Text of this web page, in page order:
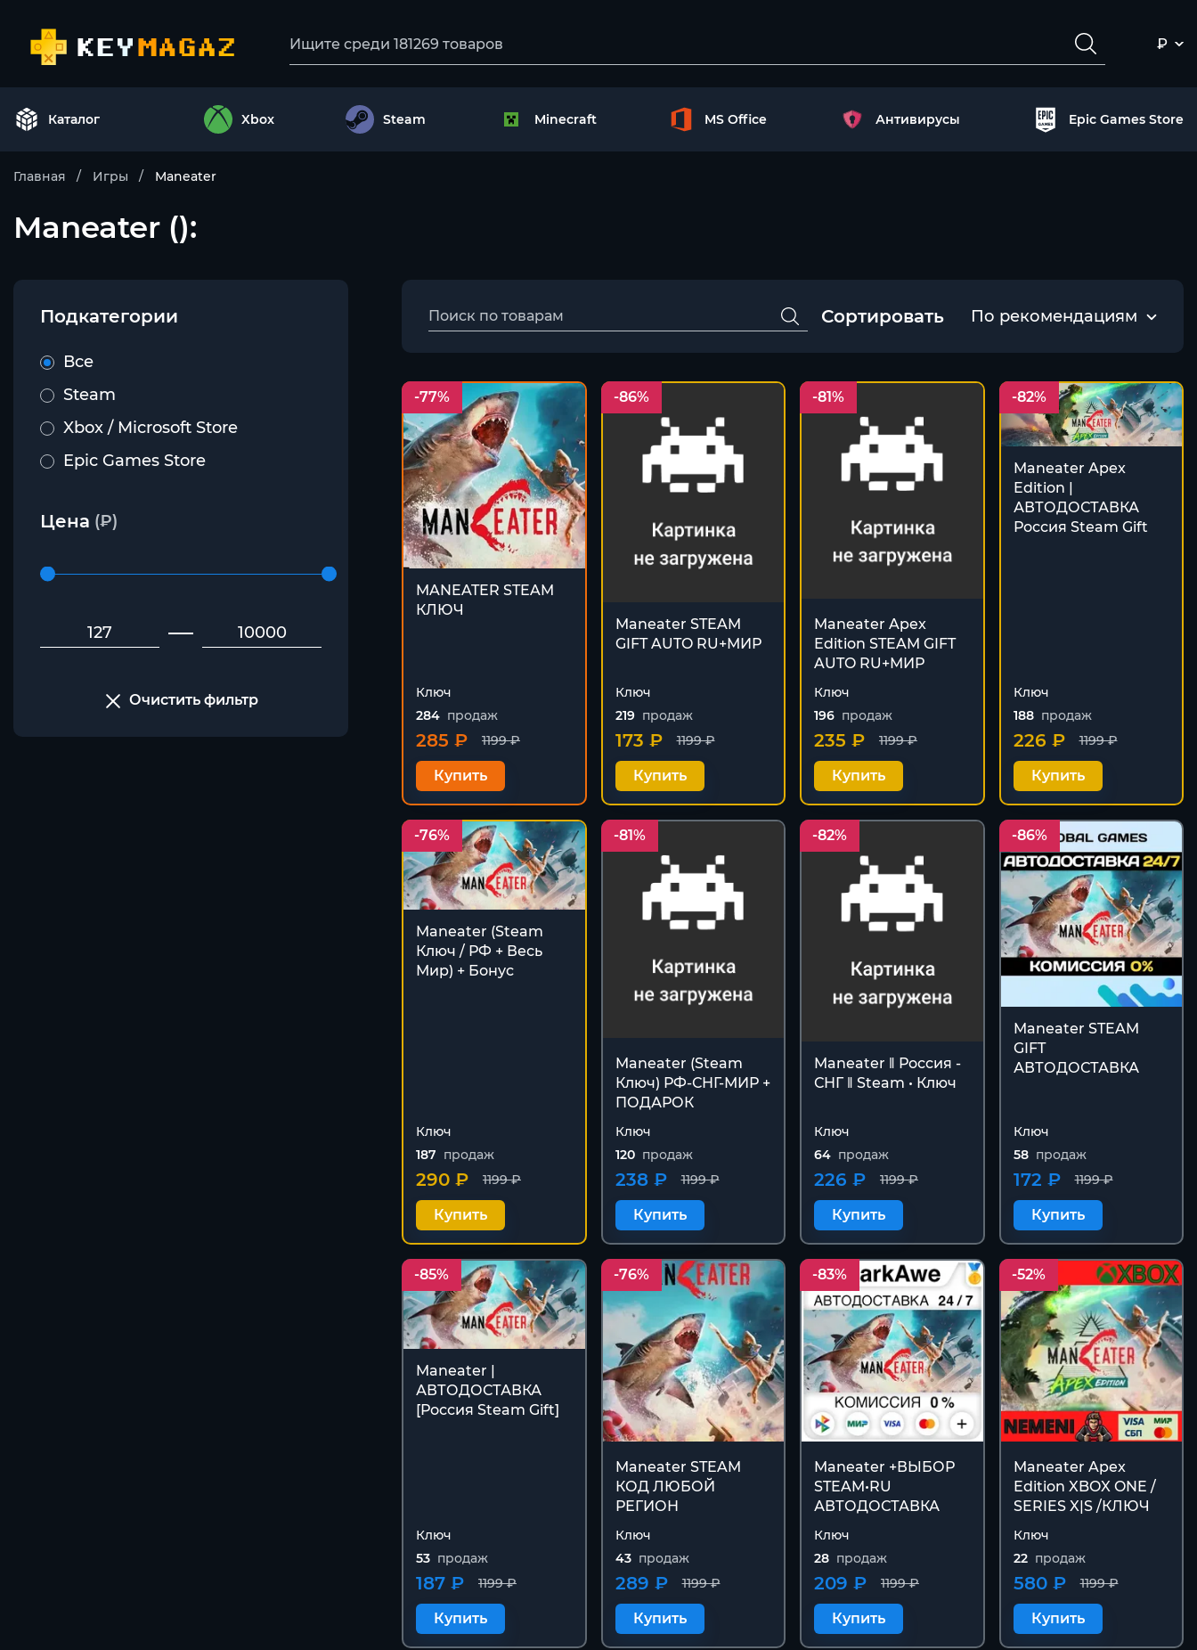
₽
Каталог Xbox Steam Minecraft MS Office Антивирусы Epic Games Store
Главная Игры Maneater
Maneater ():
Подкатегории
Все
Steam
Xbox / Microsoft Store
Epic Games Store
Цена (₽)
Очистить фильтр
Сортировать По рекомендациям
-77%
MANEATER STEAM
КЛЮЧ
Ключ
284 продаж
1199 ₽
285 ₽
Купить
-86%
Maneater STEAM
GIFT AUTO RU+МИР
Ключ
219 продаж
1199 ₽
173 ₽
Купить
-81%
Maneater Apex
Edition STEAM GIFT
AUTO RU+МИР
Ключ
196 продаж
1199 ₽
235 ₽
Купить
-82%
Maneater Apex
Edition |
АВТОДОСТАВКА
Россия Steam Gift
Ключ
188 продаж
1199 ₽
226 ₽
Купить
-76%
Maneater (Steam
Ключ / РФ + Весь
Мир) + Бонус
Ключ
187 продаж
1199 ₽
290 ₽
Купить
-81%
Maneater (Steam
Ключ) РФ-СНГ-МИР +
ПОДАРОК
Ключ
120 продаж
1199 ₽
238 ₽
Купить
-82%
Maneater ‖ Россия -
СНГ ‖ Steam • Ключ
Ключ
64 продаж
1199 ₽
226 ₽
Купить
-86%
Maneater STEAM
GIFT
АВТОДОСТАВКА
Ключ
58 продаж
1199 ₽
172 ₽
Купить
-85%
Maneater |
АВТОДОСТАВКА
[Россия Steam Gift]
Ключ
53 продаж
1199 ₽
187 ₽
Купить
-76%
Maneater STEAM
КОД ЛЮБОЙ
РЕГИОН
Ключ
43 продаж
1199 ₽
289 ₽
Купить
-83%
Maneater +ВЫБОР
STEAM•RU
АВТОДОСТАВКА
Ключ
28 продаж
1199 ₽
209 ₽
Купить
-52%
Maneater Apex
Edition XBOX ONE /
SERIES X|S /КЛЮЧ
Ключ
22 продаж
1199 ₽
580 ₽
Купить